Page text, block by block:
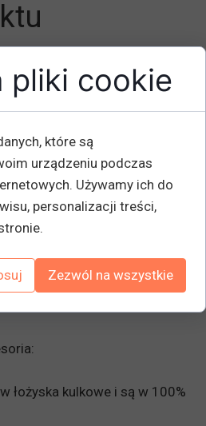
x szerokość mm:
mm: 125x27
z kwadratowej rury.
obrotowe kółka, z których
z zestawem 20 różnych
łożyska kulkowe i są w 100%
pliki cookie
które są
urządzeniu podczas
Używamy ich do
personalizacji treści,
Zezwól na wszystkie